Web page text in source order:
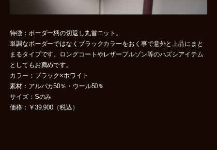
特徴：ボーダー柄の切返し丸首ニット。
単調なボーダーではなくブラックカラーをおく事で意外と上品にまと
まるタイプです。ロングコートやレザーブルゾン等のハズシアイテム
としてもお薦めです。
カラー：ブラック×ホワイト
素材：アルパカ50％・ウール50％
サイズ：Sのみ
価格：￥39,900（税込）